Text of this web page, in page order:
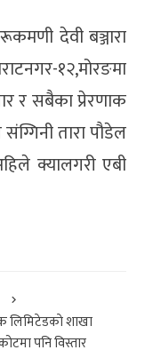
रूकमणी देवी बञ्जारा
१२,मोरङमा
र सबैका प्रेरणाक
तारा पौडेल
क्यालगरी एबी
लिमिटेडकाे शाखा
पनि विस्तार